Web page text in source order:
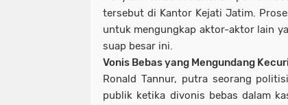
tersebut di Kantor Kejati Jatim.
untuk mengungkap aktor-aktor lain
suap besar ini.
Vonis Bebas yang Mengundang
Ronald Tannur, putra seorang
publik ketika divonis bebas dalam